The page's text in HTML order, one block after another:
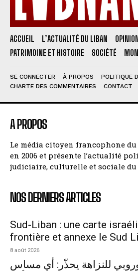
ACCUEIL L’ACTUALITÉ DU LIBAN
PATRIMOINE ET HISTOIRE
SOCIÉTÉ
SE CONNECTER À PROPOS
POLITIQUE
CHARTE DES COMMENTAIRES
CONTACT
A PROPOS
Le média citoyen francophone
en 2006 et présente l’actualité
judiciaire, culturelle et sociale du
NOS DERNIERS ARTICLES
Sud-Liban : une carte
frontière et annexe le Sud
8 août 2026
للنزاهة يحذّر: أي مساس